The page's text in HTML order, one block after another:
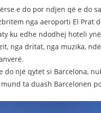
e do por ndjen që e do
nga aeroporti El Prat
ku edhe ndodhej hoteli
nga dritat, nga muzika,
do një qytet si Barcelona,
ta duash Barcelonën